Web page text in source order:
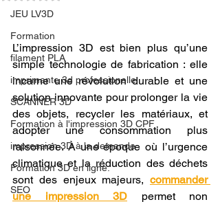
JEU LV3D
Formation
filament PLA
imprimante 3d professionelle
SCANNER 3D
Formation à l'impression 3D CPF
impression 3D à la demande
Formation 3D en ligne.
SEO
L’impression 3D est bien plus qu’une
simple technologie de fabrication : elle
incarne une révolution durable et une
solution innovante pour prolonger la vie
des objets, recycler les matériaux, et
adopter une consommation plus
raisonnée. À une époque où l’urgence
climatique et la réduction des déchets
sont des enjeux majeurs, commander
une impression 3D permet non